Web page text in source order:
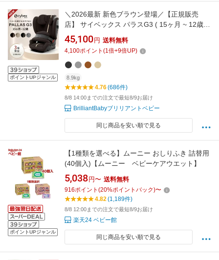
ポイントUPジャンル
＼2026最新 新色ブラウン登場／【正規販売
店】 サイベックス パラスG3 ( 15ヶ月 ~ 12歳
チャイルドシート 兼 ジュニアシート 抜け出し
防止 ISOFIX リクライニング メッシュ cybex
pallas パラス G3 R129 )【正規販売店 3年保
証】【送料無料】【2026sm08】【即納】
45,100 円 送料無料
4,100ポイント (1倍+9倍UP)
8.9kg
4.76(686件)
8/8 14:00までの注文で最短8/9お届け
BrilliantBabyブリリアントベビー
同じ商品を安い順で見る
ポイントUPジャンル
【1種類を選べる】ムーニー おしりふき 詰替用
(40個入)【ムーニー ベビーケアウエット】
5,038 円〜 送料無料
916ポイント (20%ポイントバック)〜
4.82(1,189件)
8/8 12:00までの注文で最短8/9お届け
楽天24 ベビー館
同じ商品を安い順で見る